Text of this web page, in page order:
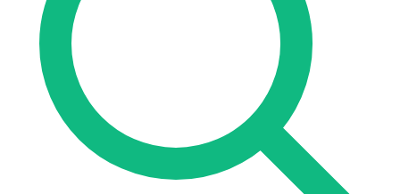
SEO-Beratung Linkaufbau
Beratung
SEO-Mentoring
So funktioniert es
Sprache
🇪🇸 ES
🇬🇧 EN 🇮🇹 IT